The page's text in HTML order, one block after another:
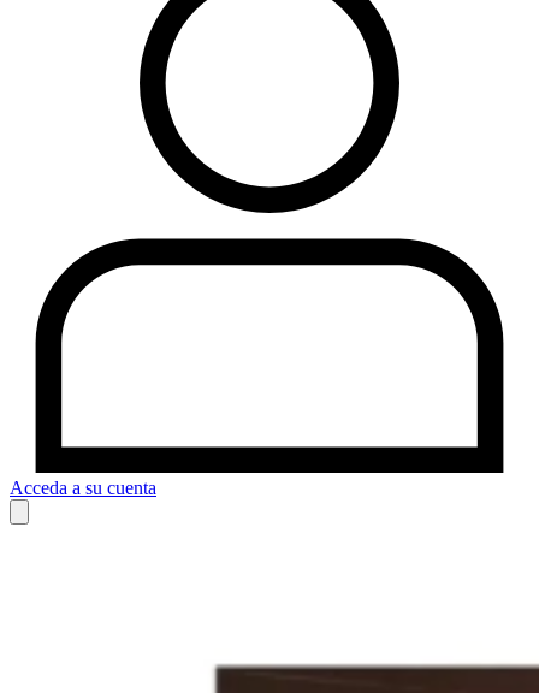
Acceda a su cuenta